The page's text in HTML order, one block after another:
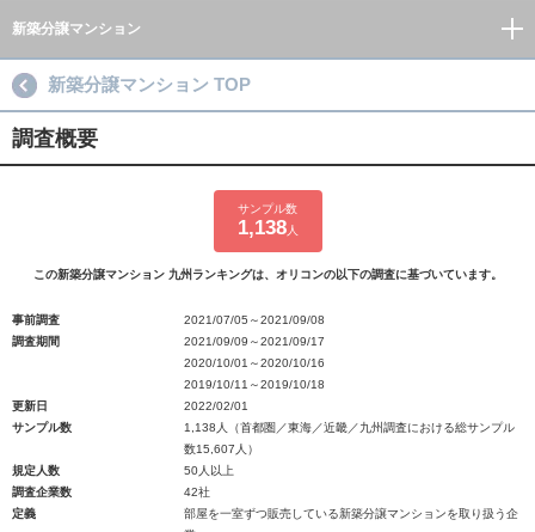
新築分譲マンション
新築分譲マンション TOP
調査概要
サンプル数
1,138人
この新築分譲マンション 九州ランキングは、オリコンの以下の調査に基づいています。
事前調査
2021/07/05～2021/09/08
調査期間
2021/09/09～2021/09/17
2020/10/01～2020/10/16
2019/10/11～2019/10/18
更新日
2022/02/01
サンプル数
1,138人（首都圏／東海／近畿／九州調査における総サンプル
数15,607人）
規定人数
50人以上
調査企業数
42社
定義
部屋を一室ずつ販売している新築分譲マンションを取り扱う企